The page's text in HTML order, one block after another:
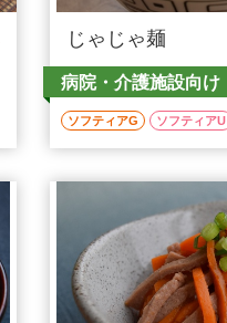
じゃじゃ麺
病院・介護施設向け
ソフティアG ソフティアU